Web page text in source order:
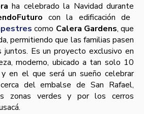
ha celebrado la Navidad durante
con la edificación de
como Calera Gardens, que
permitiendo que las familias pasen
juntos. Es un proyecto exclusivo en
moderno, ubicado a tan solo 10
en el que será un sueño celebrar
del embalse de San Rafael,
zonas verdes y por los cerros